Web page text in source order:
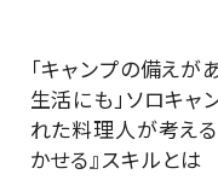
「キャンプの備えが
生活にも」ソロキャ
れた料理人が考え
かせる』スキルとは